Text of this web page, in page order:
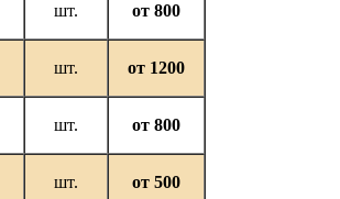
шт. от 800
шт. от 1200
шт. от 800
шт. от 500